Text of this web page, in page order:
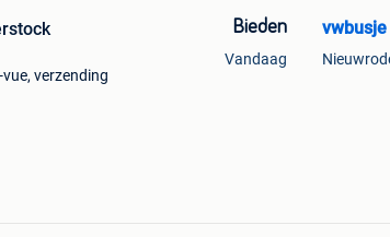
verzending
Bieden
Vandaag
vwbusje